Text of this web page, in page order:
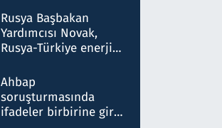
Rusya Başbakan
Yardımcısı Novak,
Rusya-Türkiye enerji
nitelikte olduğunu
belirtti
Ahbap
soruşturmasında
ifadeler birbirine girdi: